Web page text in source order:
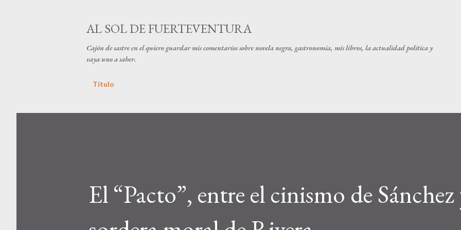
AL SOL DE FUERTEVENTURA
Cajón de sastre en el quiero guardar mis comentarios sobre novela negra, gastronomía, mis libros, la actualidad política y
vaya uno a saber.
Título
El “Pacto”, entre el cinismo de